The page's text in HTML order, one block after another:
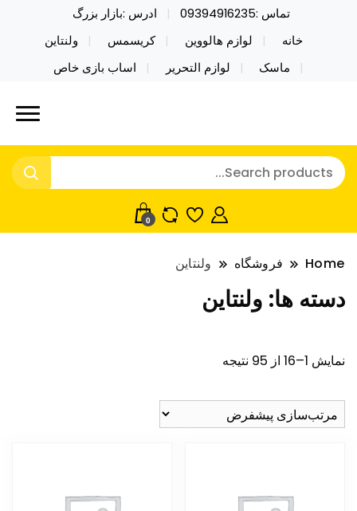
تماس :09394916235
ادرس :بازار بزرگ
خانه
لوازم هالووین کریسمس
ولنتاین
ماسک
لوازم التحریر اساب بازی خاص
نایکر توی فروش عمده لوازم هالووین
ولن تاین کادویی کریسمس اکسسوری
خرید محصولات خاص فیجت اسباب بازی تراول ماگ نایکر
توی فروش عمده لوازم هالووین ولن تاین کادویی
کریسمس اکسسوری ماسک در واردات مستقیم
0
Home فروشگاه ولنتاین
دسته ها: ولنتاین
نمایش 1–16 از 95 نتیجه